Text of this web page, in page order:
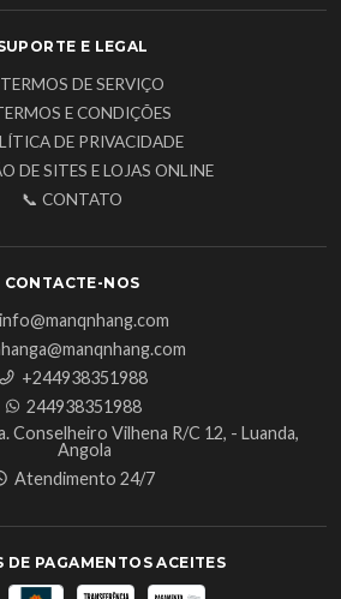
E LEGAL
DE SERVIÇO
E CONDIÇÕES
DE PRIVACIDADE
DE SITES E LOJAS ONLINE
📞 CONTATO
CONTACTE-NOS
info@manqnhang.com
+244938351988
244938351988
Conselheiro Vilhena R/C 12, - Luanda,
Angola
Atendimento 24/7
DE PAGAMENTOS ACEITES